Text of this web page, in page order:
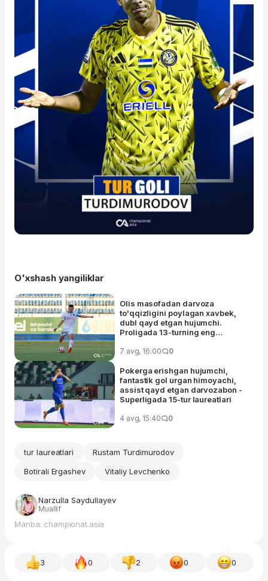
O'xshash yangiliklar
Olis masofadan darvoza
to'qqizligini poylagan xavbek,
dubl qayd etgan hujumchi.
Proligada 13-turning eng
7 avg, 16:00 0
Pokerga erishgan hujumchi,
fantastik gol urgan himoyachi,
assist qayd etgan darvozabon -
Superligada 15-tur laureatlari
4 avg, 15:40 0
tur laureatlari
Rustam Turdimurodov
Botirali Ergashev
Vitaliy Levchenko
Narzulla Saydullayev
Muallif
Manba: championat.asia
3 0 2 0 0